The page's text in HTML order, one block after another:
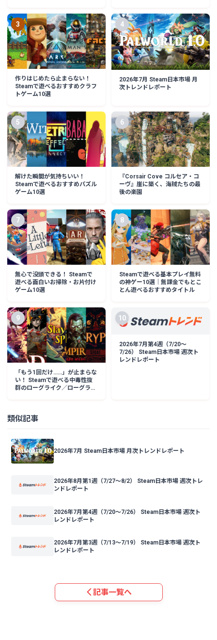
3
作りはじめたら止まらない！
Steamで遊べるおすすめクラフ
トゲーム10選
4
2026年7月 Steam日本市場 月
次トレンドレポート
5
解けた瞬間が気持ちいい！
Steamで遊べるおすすめパズル
ゲーム10選
6
『Corsair Cove コルセア・コ
ーヴ』崖に築く、海賊たちの最
後の楽園
7
無心で没頭できる！ Steamで
遊べる面白いお掃除・お片付け
ゲーム10選
8
Steamで遊べる基本プレイ無料
の神ゲー10選｜無課金でもとこ
とん遊べるおすすめタイトル
9
「もう1回だけ……」が止まらな
い！ Steamで遊べる中毒性抜
群のローグライク／ローグライ
10
2026年7月第4週（7/20〜
7/26） Steam日本市場 週次ト
レンドレポート
類似記事
2026年7月 Steam日本市場 月次トレンドレポート
2026年8月第1週（7/27〜8/2） Steam日本市場 週次トレ
ンドレポート
2026年7月第4週（7/20〜7/26） Steam日本市場 週次ト
レンドレポート
2026年7月第3週（7/13〜7/19） Steam日本市場 週次ト
レンドレポート
記事一覧へ